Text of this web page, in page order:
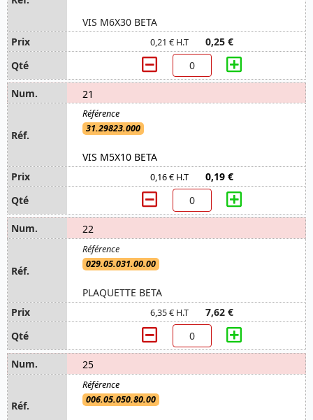
VIS M6X30 BETA
0,21 € H.T 0,25 €
21
31.29823.000
VIS M5X10 BETA
0,16 € H.T 0,19 €
22
029.05.031.00.00
PLAQUETTE BETA
6,35 € H.T 7,62 €
25
006.05.050.80.00